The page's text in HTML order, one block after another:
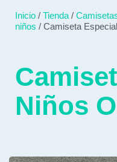
Inicio / Tienda /
niños / Camiseta
Niños